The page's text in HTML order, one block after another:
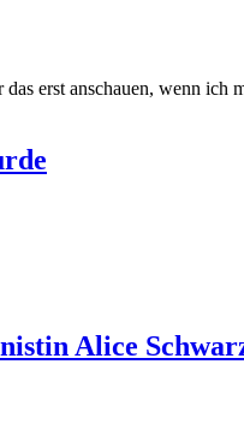
erst anschauen, wenn
Alice